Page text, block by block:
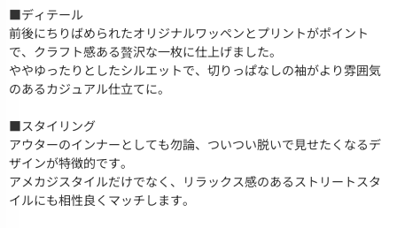
■ディテール
前後にちりばめられたオリジナルワッペンとプリントがポイント
で、クラフト感ある贅沢な一枚に仕上げました。
ややゆったりとしたシルエットで、切りっぱなしの袖がより雰囲気
のあるカジュアル仕立てに。
■スタイリング
アウターのインナーとしても勿論、ついつい脱いで見せたくなるデ
ザインが特徴的です。
アメカジスタイルだけでなく、リラックス感のあるストリートスタ
イルにも相性良くマッチします。